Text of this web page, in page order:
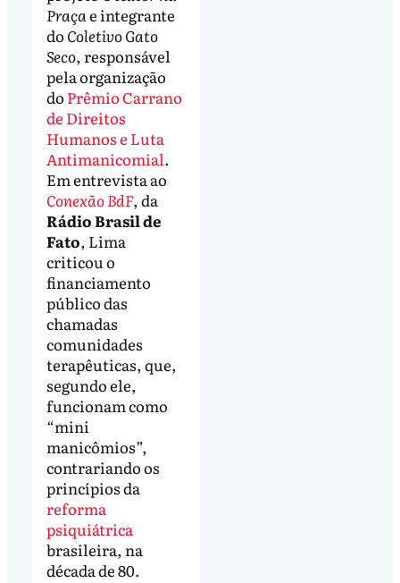
Praçae integrante
do Coletivo Gato
Seco, responsável
pela organização
do Prêmio Carrano
de Direitos
Humanos e Luta
Antimanicomial.
Em entrevista ao
Conexão BdF, da
Rádio Brasil de
Fato, Lima
criticou o
financiamento
público das
chamadas
comunidades
terapêuticas, que,
segundo ele,
funcionam como
“mini
manicômios”,
contrariando os
princípios da
reforma
psiquiátrica
brasileira, na
década de 80.